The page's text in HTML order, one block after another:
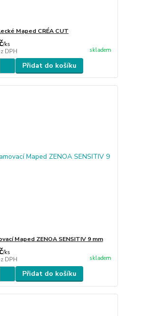
Maped CRÉA CUT
/ks
DPH skladem
Přidat do košíku
Maped ZENOA SENSITIV 9 mm
/ks
DPH skladem
Přidat do košíku